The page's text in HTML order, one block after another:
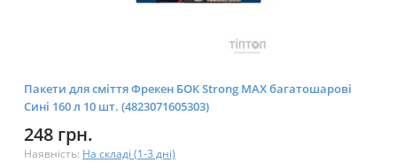
Пакети для сміття Фрекен БОК Strong MAX багатошарові
Сині 160 л 10 шт. (4823071605303)
248 грн.
Наявність: На складі (1-3 дні)